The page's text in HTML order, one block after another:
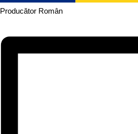
Producător Român